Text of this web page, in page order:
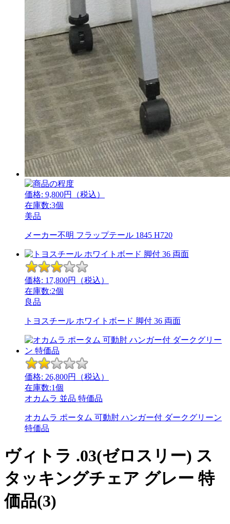
価格: 9,800円（税込）
在庫数:3個
美品
メーカー不明 フラップテール 1845 H720
価格: 17,800円（税込）
在庫数:2個
良品
トヨスチール ホワイトボード 脚付 36 両面
価格: 26,800円（税込）
在庫数:1個
オカムラ 並品 特価品
オカムラ ポータム 可動肘 ハンガー付 ダークグリーン
特価品
ヴィトラ .03(ゼロスリー) ス
タッキングチェア グレー 特
価品(3)